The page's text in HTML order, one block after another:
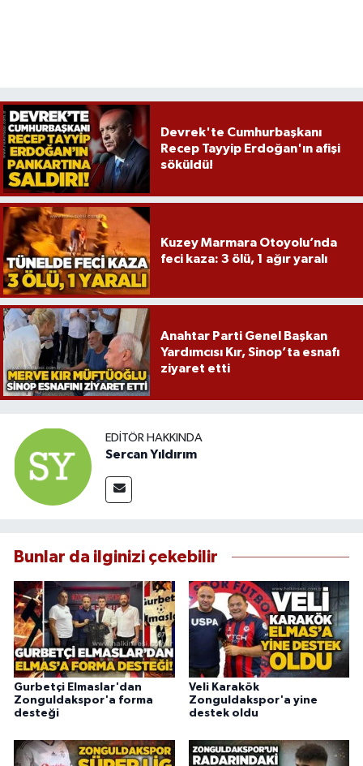
Devrek'te Cumhurbaşkanı
Recep Tayyip Erdoğan'ın afişi
söküldü!
Kuzey Marmara Otoyolu’nda
feci kaza: 3 ölü, 1 ağır yaralı
Anahtar Parti Genel Başkan
Yardımcısı Kır, Sinop’ta esnafı
ziyaret etti
EDITÖR HAKKINDA
Sercan Yıldırım
Bunlar da ilginizi çekebilir
Gurbetçi Elmaslar'dan
Zonguldakspor'a forma
desteği
Veli Karakök
Zonguldakspor'a yine
destek oldu